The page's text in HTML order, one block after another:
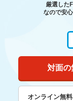
厳選した
なので安心
対面の
オンライン無